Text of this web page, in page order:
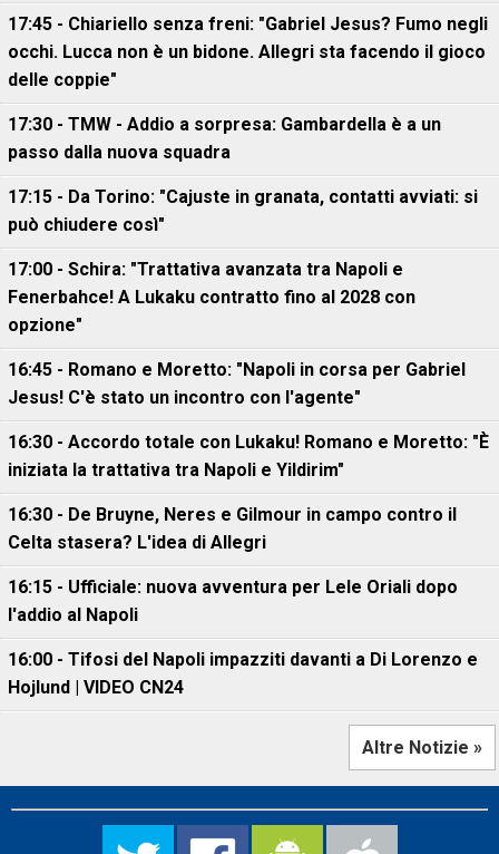
17:45 - Chiariello senza freni: "Gabriel Jesus? Fumo negli
occhi. Lucca non è un bidone. Allegri sta facendo il gioco
delle coppie"
17:30 - TMW - Addio a sorpresa: Gambardella è a un
passo dalla nuova squadra
17:15 - Da Torino: "Cajuste in granata, contatti avviati: si
può chiudere così"
17:00 - Schira: "Trattativa avanzata tra Napoli e
Fenerbahce! A Lukaku contratto fino al 2028 con
opzione"
16:45 - Romano e Moretto: "Napoli in corsa per Gabriel
Jesus! C'è stato un incontro con l'agente"
16:30 - Accordo totale con Lukaku! Romano e Moretto: "È
iniziata la trattativa tra Napoli e Yildirim"
16:30 - De Bruyne, Neres e Gilmour in campo contro il
Celta stasera? L'idea di Allegri
16:15 - Ufficiale: nuova avventura per Lele Oriali dopo
l'addio al Napoli
16:00 - Tifosi del Napoli impazziti davanti a Di Lorenzo e
Hojlund | VIDEO CN24
Altre Notizie »